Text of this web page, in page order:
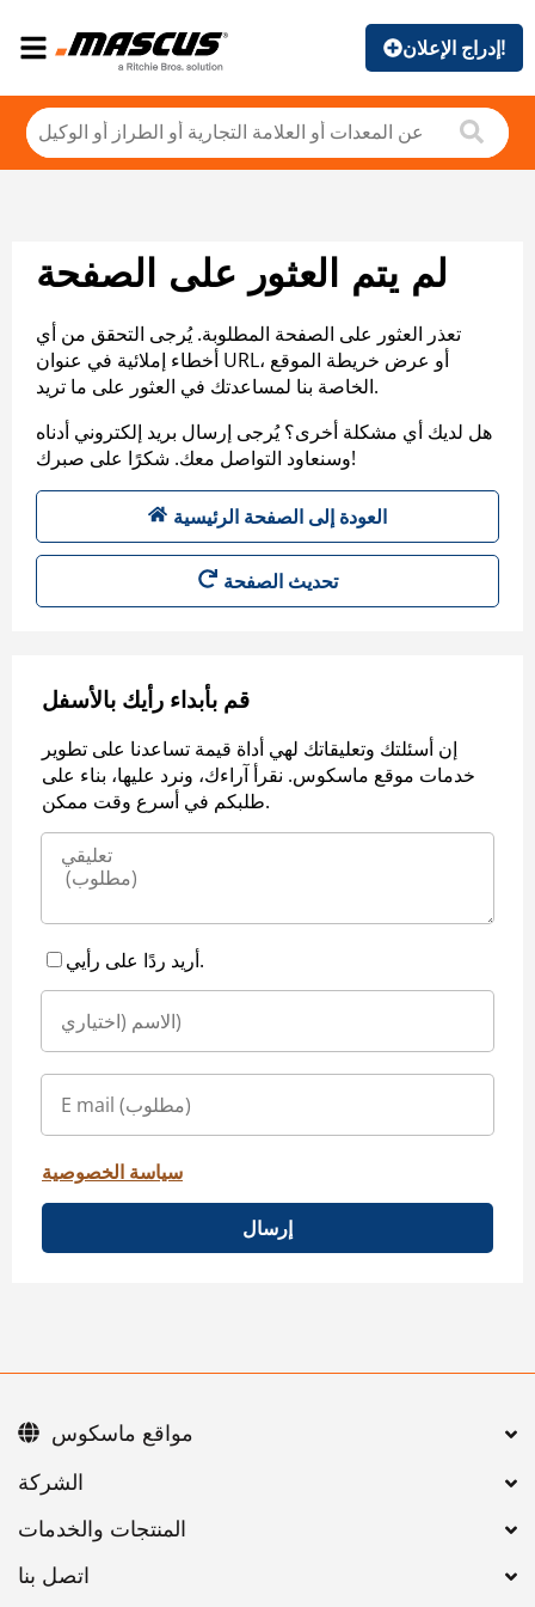
إدراج الإعلان!
لم يتم العثور على الصفحة
تعذر العثور على الصفحة المطلوبة. يُرجى التحقق من أي
أخطاء إملائية في عنوان URL، أو عرض خريطة الموقع
الخاصة بنا لمساعدتك في العثور على ما تريد.
هل لديك أي مشكلة أخرى؟ يُرجى إرسال بريد إلكتروني أدناه
وسنعاود التواصل معك. شكرًا على صبرك!
العودة إلى الصفحة الرئيسية
تحديث الصفحة
قم بأبداء رأيك بالأسفل
إن أسئلتك وتعليقاتك لهي أداة قيمة تساعدنا على تطوير
خدمات موقع ماسكوس. نقرأ آراءك، ونرد عليها، بناء على
طلبكم في أسرع وقت ممكن.
أريد ردًا على رأيي.
سياسة الخصوصية
إرسال
اتصل بنا
مواقع ماسكوس